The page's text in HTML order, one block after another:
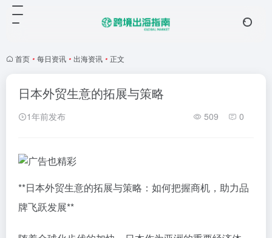
首页 • 每日资讯 • 出海资讯 • 正文
日本外贸生意的拓展与策略
1年前发布 509 0
**日本外贸生意的拓展与策略：如何把握商机，助力品
牌飞跃发展**